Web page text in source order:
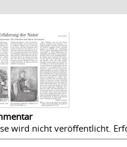
wird nicht veröffentlicht.